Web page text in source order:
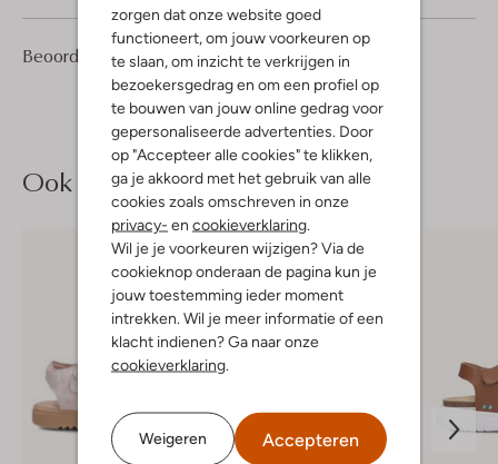
zorgen dat onze website goed
functioneert, om jouw voorkeuren op
te slaan, om inzicht te verkrijgen in
bezoekersgedrag en om een profiel op
te bouwen van jouw online gedrag voor
gepersonaliseerde advertenties. Door
op "Accepteer alle cookies" te klikken,
ga je akkoord met het gebruik van alle
cookies zoals omschreven in onze
privacy- en cookieverklaring
Wil je je voorkeuren wijzigen? Via de
cookieknop onderaan de pagina kun je
jouw toestemming ieder moment
intrekken. Wil je meer informatie of een
klacht indienen? Ga naar onze
cookieverklaring
Weigeren Accepteren
Beoordelingen (2) 4/5
2
4
Sterren
Ook iets voor jou?